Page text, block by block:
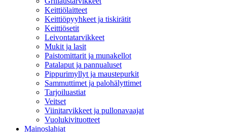
Keittiölaitteet
Keittiöpyyhkeet ja tiskirätit
Keittiösetit
Leivontatarvikkeet
Mukit ja lasit
Paistomittarit ja munakellot
Patalaput ja pannualuset
Pippurimyllyt ja maustepurkit
Sammuttimet ja palohälyttimet
Tarjoiluastiat
Veitset
Viinitarvikkeet ja pullonavaajat
Vuolukivituotteet
Mainoslahjat